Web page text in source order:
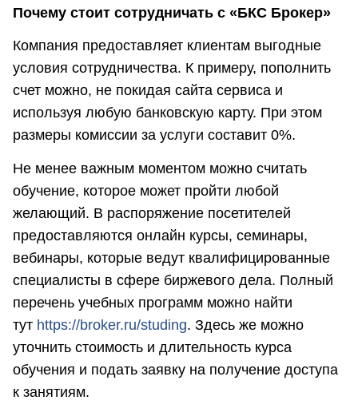
Почему стоит сотрудничать с «БКС Брокер»
Компания предоставляет клиентам выгодные
условия сотрудничества. К примеру, пополнить
счет можно, не покидая сайта сервиса и
используя любую банковскую карту. При этом
размеры комиссии за услуги составит 0%.
Не менее важным моментом можно считать
обучение, которое может пройти любой
желающий. В распоряжение посетителей
предоставляются онлайн курсы, семинары,
вебинары, которые ведут квалифицированные
специалисты в сфере биржевого дела. Полный
перечень учебных программ можно найти
тут https://broker.ru/studing. Здесь же можно
уточнить стоимость и длительность курса
обучения и подать заявку на получение доступа
к занятиям.